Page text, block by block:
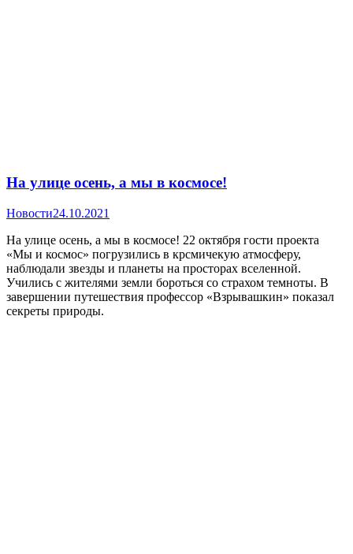
На улице осень, а мы в космосе!
Новости24.10.2021
На улице осень, а мы в космосе! 22 октября гости проекта
«Мы и космос» погрузились в крсмичекую атмосферу,
наблюдали звезды и планеты на просторах вселенной.
Учились с жителями земли бороться со страхом темноты. В
завершении путешествия профессор «Взрывашкин» показал
секреты природы.